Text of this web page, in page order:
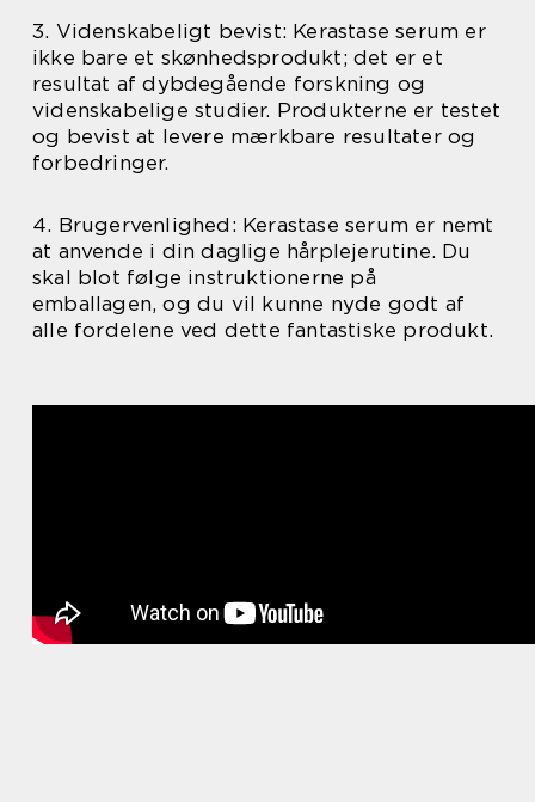
3. Videnskabeligt bevist: Kerastase serum er
ikke bare et skønhedsprodukt; det er et
resultat af dybdegående forskning og
videnskabelige studier. Produkterne er testet
og bevist at levere mærkbare resultater og
forbedringer.
4. Brugervenlighed: Kerastase serum er nemt
at anvende i din daglige hårplejerutine. Du
skal blot følge instruktionerne på
emballagen, og du vil kunne nyde godt af
alle fordelene ved dette fantastiske produkt.